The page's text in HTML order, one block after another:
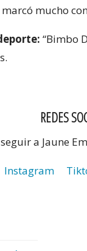
mucho
“Bimbo
REDES
a Jaune
Instagram